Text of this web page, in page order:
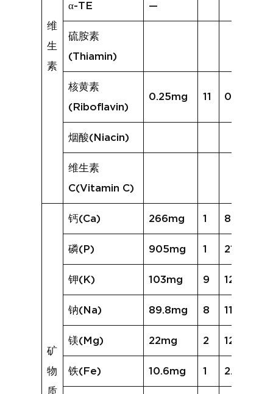
维
生
素
α-TE —
硫胺素
(Thiamin)
核黄素
(Riboflavin)
0.25mg 11 0.33mg
烟酸(Niacin)
维生素
C(Vitamin C)
矿
物
质
钙(Ca) 266mg 1 82mg
磷(P) 905mg 1 210mg
钾(K) 103mg 9 124mg
钠(Na) 89.8mg 8 116.2mg
镁(Mg) 22mg 2 12mg
铁(Fe) 10.6mg 1 2.8mg